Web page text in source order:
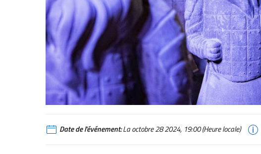
Date de l'événement:La octobre 28 2024, 19:00 (Heure locale)